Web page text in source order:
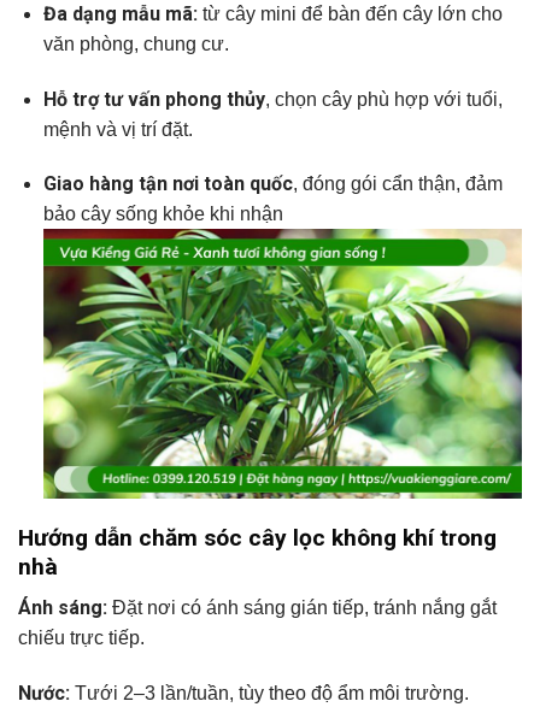
Đa dạng mẫu mã:từ cây mini để bàn đến cây lớn cho
văn phòng, chung cư.
Hỗ trợ tư vấn phong thủy, chọn cây phù hợp với tuổi,
mệnh và vị trí đặt.
Giao hàng tận nơi toàn quốc, đóng gói cẩn thận, đảm
bảo cây sống khỏe khi nhận
Hướng dẫn chăm sóc cây lọc không khí trong
nhà
Ánh sáng: Đặt nơi có ánh sáng gián tiếp, tránh nắng gắt
chiếu trực tiếp.
Nước: Tưới 2–3 lần/tuần, tùy theo độ ẩm môi trường.